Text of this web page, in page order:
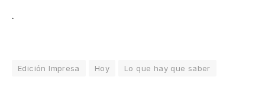
.
Edición Impresa Hoy Lo que hay que saber